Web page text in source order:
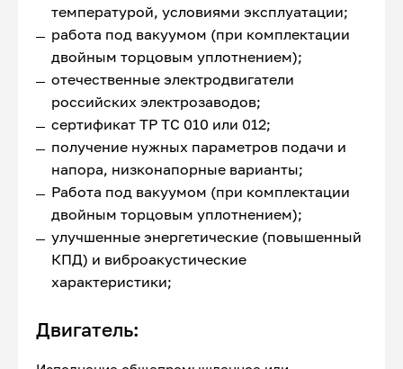
температурой, условиями эксплуатации;
работа под вакуумом (при комплектации
двойным торцовым уплотнением);
отечественные электродвигатели
российских электрозаводов;
сертификат ТР ТС 010 или 012;
получение нужных параметров подачи и
напора, низконапорные варианты;
Работа под вакуумом (при комплектации
двойным торцовым уплотнением);
улучшенные энергетические (повышенный
КПД) и виброакустические
характеристики;
Двигатель: